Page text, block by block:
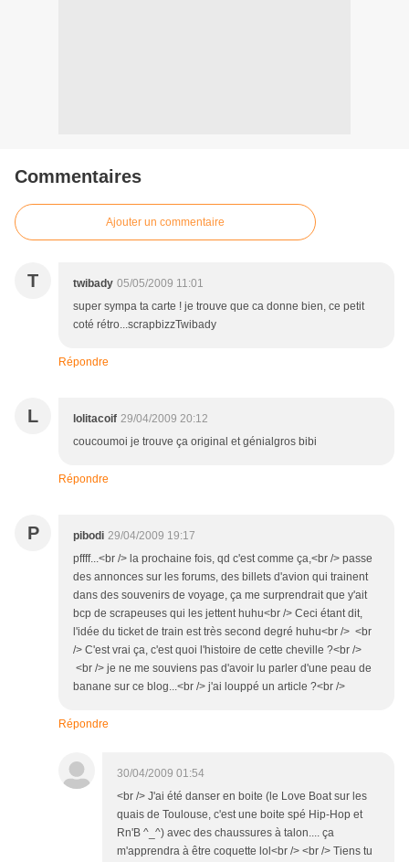
Commentaires
Ajouter un commentaire
T twibady 05/05/2009 11:01
super sympa ta carte ! je trouve que ca donne bien, ce petit
coté rétro...scrapbizzTwibady
Répondre
L lolitacoif 29/04/2009 20:12
coucoumoi je trouve ça original et génialgros bibi
Répondre
P pibodi 29/04/2009 19:17
pffff...<br /> la prochaine fois, qd c'est comme ça,<br /> passe
des annonces sur les forums, des billets d'avion qui trainent
dans des souvenirs de voyage, ça me surprendrait que y'ait
bcp de scrapeuses qui les jettent huhu<br /> Ceci étant dit,
l'idée du ticket de train est très second degré huhu<br /> <br
/> C'est vrai ça, c'est quoi l'histoire de cette cheville ?<br />
<br /> je ne me souviens pas d'avoir lu parler d'une peau de
banane sur ce blog...<br /> j'ai louppé un article ?<br />
Répondre
30/04/2009 01:54
<br /> J'ai été danser en boite (le Love Boat sur les
quais de Toulouse, c'est une boite spé Hip-Hop et
Rn'B ^_^) avec des chaussures à talon.... ça
m'apprendra à être coquette lol<br /> <br /> Tiens tu